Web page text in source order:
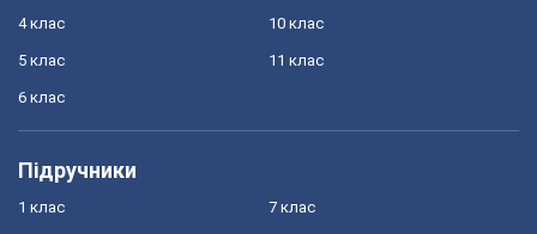
4 клас
5 клас
6 клас
10 клас
11 клас
Підручники
1 клас 7 клас